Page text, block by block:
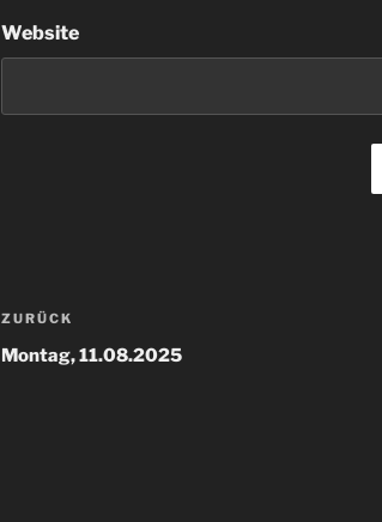
Website
Beitragsnavigation
Vorheriger
Beitrag
ZURÜCK
Montag, 11.08.2025